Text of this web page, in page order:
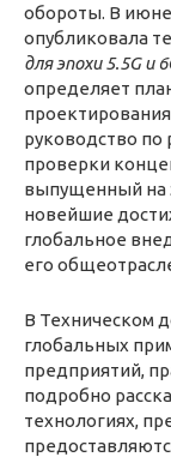
обороты. В июне
опубликовала
для эпохи 5.5G и
определяет
руководство по
проверки
выпущенный на
новейшие
глобальное
его
В Техническом
глобальных
предприятий,
подробно
технологиях,